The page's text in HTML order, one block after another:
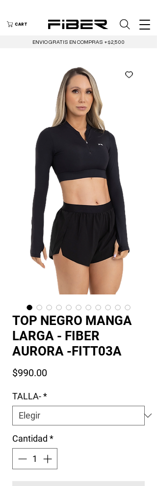
CART
ENVIO GRATIS EN COMPRAS +$2,500
TOP NEGRO MANGA
LARGA - FIBER
AURORA -FITT03A
$990.00Precio
TALLA-*
Cantidad *